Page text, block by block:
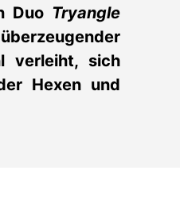
Duo Tryangle
verleiht, sich
Hexen und